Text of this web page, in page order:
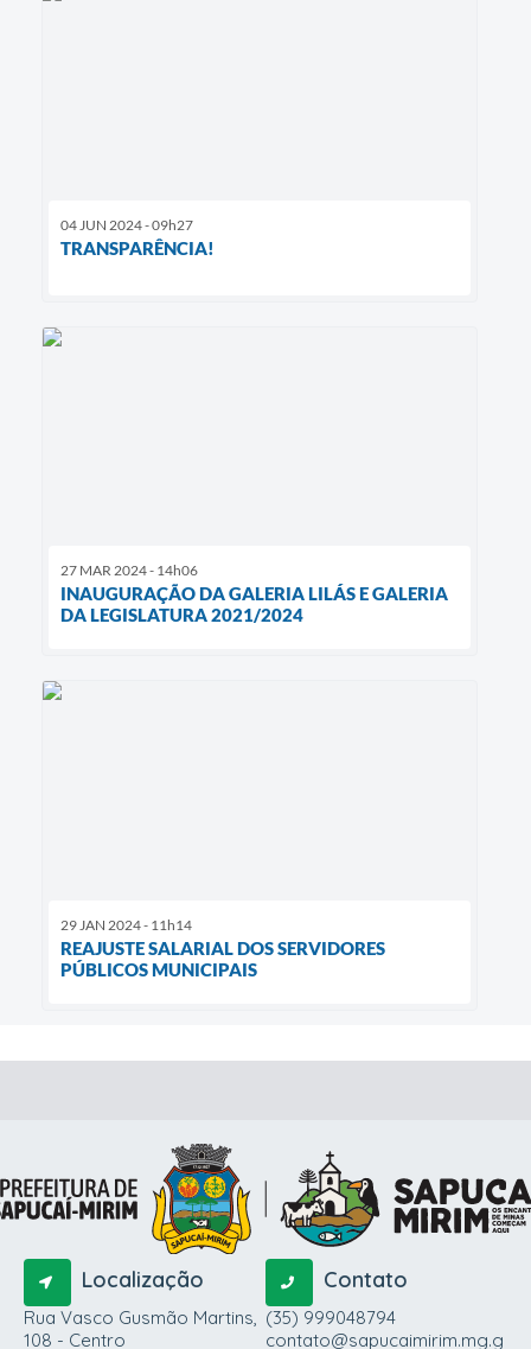
04 JUN 2024 - 09h27
TRANSPARÊNCIA!
27 MAR 2024 - 14h06
INAUGURAÇÃO DA GALERIA LILÁS E GALERIA
DA LEGISLATURA 2021/2024
29 JAN 2024 - 11h14
REAJUSTE SALARIAL DOS SERVIDORES
PÚBLICOS MUNICIPAIS
Localização
Rua Vasco Gusmão Martins,
108 - Centro
Contato
(35) 999048794
contato@sapucaimirim.mg.g